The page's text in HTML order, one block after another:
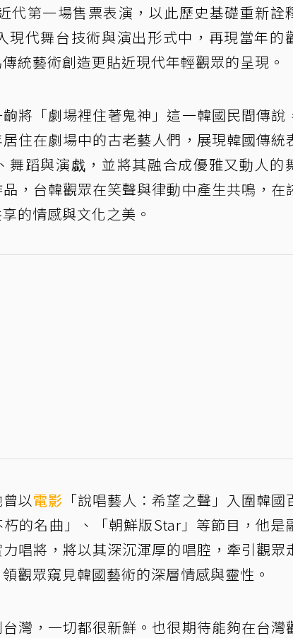
代第一場售票表演，以此歷史基礎重新詮
現代舞台技術與演出形式中，再現當年的
統藝術創造更貼近現代年輕觀眾的呈現。
將「劇場裡住著鬼神」這一韓國民間傳說
住在劇場中的古老藝人們，展現韓國傳統
蹈與演戱，並將其融合成優雅又動人的
，台韓觀眾在笑聲與律動中產生共鳴，在
的情感與文化之美。
以電影 「說唱藝人：希望之聲」入圍韓國
的名曲」、「朝鮮版Star」等節目，他是
唱將，將以其深沉渾厚的唱腔，牽引觀眾
觀眾窺見韓國藝術的深層情感與靈性。
灣，一切都很新鮮。也很期待能夠在台灣